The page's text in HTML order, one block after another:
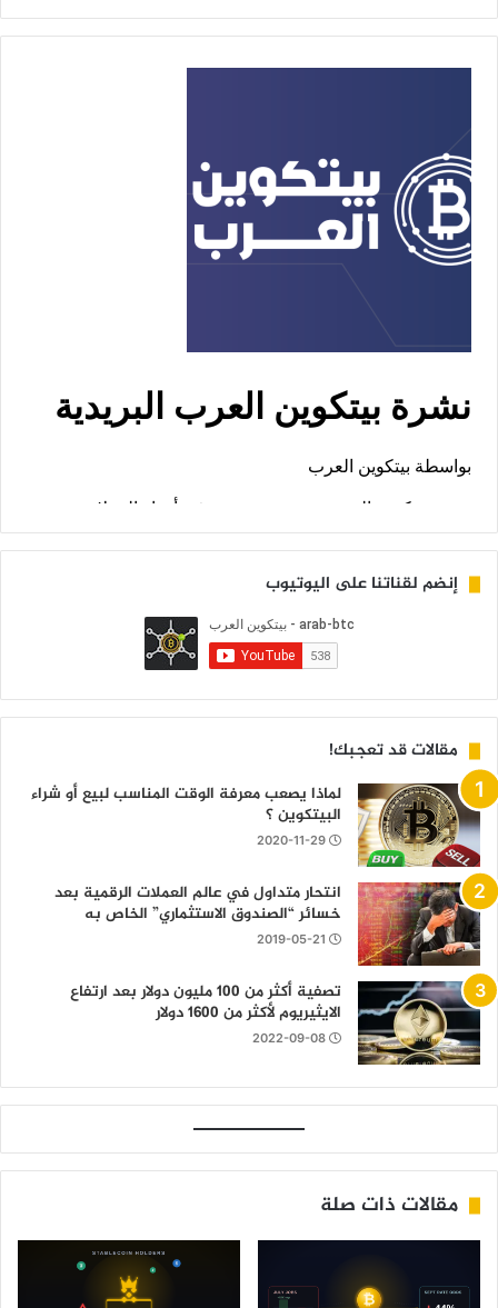
إنضم لقناتنا على اليوتيوب
مقالات قد تعجبك!
لماذا يصعب معرفة الوقت المناسب لبيع أو شراء
البيتكوين ؟
2020-11-29
انتحار متداول في عالم العملات الرقمية بعد
خسائر “الصندوق الاستثماري” الخاص به
2019-05-21
تصفية أكثر من 100 مليون دولار بعد ارتفاع
الايثيريوم لأكثر من 1600 دولار
2022-09-08
مقالات ذات صلة